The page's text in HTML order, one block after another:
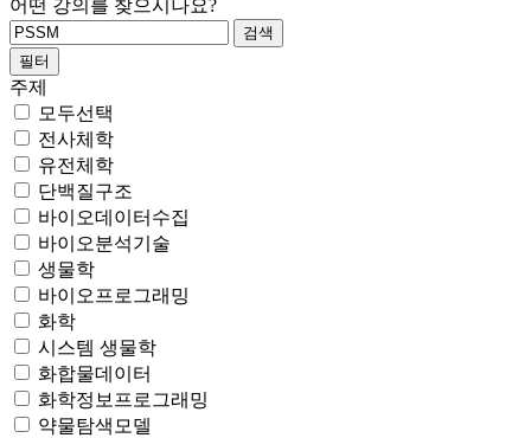
어떤 강의를 찾으시나요?
필터
주제
모두선택
전사체학
유전체학
단백질구조
바이오데이터수집
바이오분석기술
생물학
바이오프로그래밍
화학
시스템 생물학
화합물데이터
화학정보프로그래밍
약물탐색모델